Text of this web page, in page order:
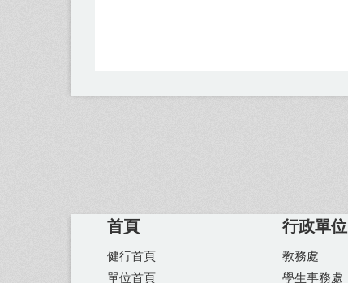
首頁
健行首頁
單位首頁
行政單位
教務處
學生事務處